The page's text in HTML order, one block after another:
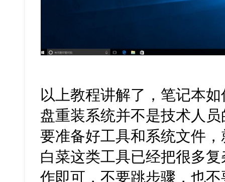
以上教程讲解了，笔记本
盘重装系统并不是技术人
要准备好工具和系统文件
白菜这类工具已经把很多
作即可，不要跳步骤，也